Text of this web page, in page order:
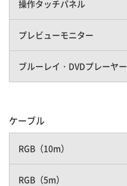
操作タッチパネル
プレビューモニター
ブルーレイ・DVDプレーヤー
ケーブル
RGB（10m）
RGB（5m）